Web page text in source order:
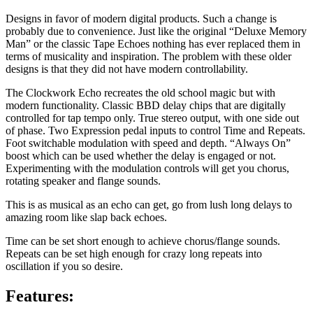
Designs in favor of modern digital products. Such a change is
probably due to convenience. Just like the original “Deluxe Memory
Man” or the classic Tape Echoes nothing has ever replaced them in
terms of musicality and inspiration. The problem with these older
designs is that they did not have modern controllability.
The Clockwork Echo recreates the old school magic but with
modern functionality. Classic BBD delay chips that are digitally
controlled for tap tempo only. True stereo output, with one side out
of phase. Two Expression pedal inputs to control Time and Repeats.
Foot switchable modulation with speed and depth. “Always On”
boost which can be used whether the delay is engaged or not.
Experimenting with the modulation controls will get you chorus,
rotating speaker and flange sounds.
This is as musical as an echo can get, go from lush long delays to
amazing room like slap back echoes.
Time can be set short enough to achieve chorus/flange sounds.
Repeats can be set high enough for crazy long repeats into
oscillation if you so desire.
Features: